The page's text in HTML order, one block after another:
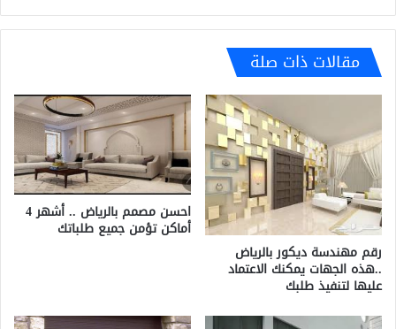
مقالات ذات صلة
رقم مهندسة ديكور بالرياض
..هذه الجهات يمكنك الاعتماد
عليها لتنفيذ طلبك
احسن مصمم بالرياض .. أشهر 4
أماكن تؤمن جميع طلباتك